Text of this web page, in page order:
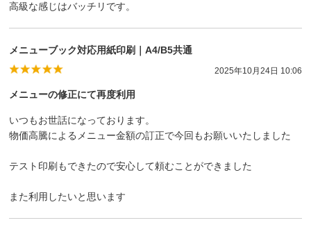
高級な感じはバッチリです。
メニューブック対応用紙印刷｜A4/B5共通
2025年10月24日 10:06
メニューの修正にて再度利用
いつもお世話になっております。
物価高騰によるメニュー金額の訂正で今回もお願いいたしました
テスト印刷もできたので安心して頼むことができました
また利用したいと思います